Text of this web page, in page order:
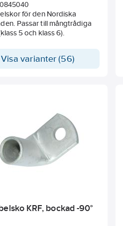
0845040
för den Nordiska
Passar till mångtrådiga
5 och klass 6).
Visa varianter (56)
KRF, bockad -90°